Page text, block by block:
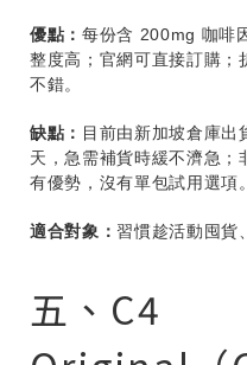
優點： 每份含 200mg 咖啡
整度高；官網可直接訂購；
不錯。
缺點： 目前由新加坡倉庫
天，急需補貨時緩不濟急；
有優勢，沒有單包試用選項。
適合對象： 習慣趁活動囤貨
五、C4